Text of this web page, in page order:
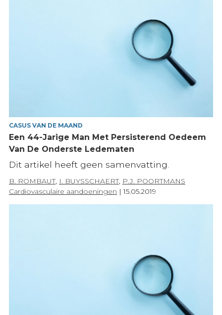
CASUS VAN DE MAAND
Een 44-Jarige Man Met Persisterend Oedeem
Van De Onderste Ledematen
Dit artikel heeft geen samenvatting.
B. ROMBAUT, I. BUYSSCHAERT, P.J. POORTMANS
Cardiovasculaire aandoeningen |15.05.2019